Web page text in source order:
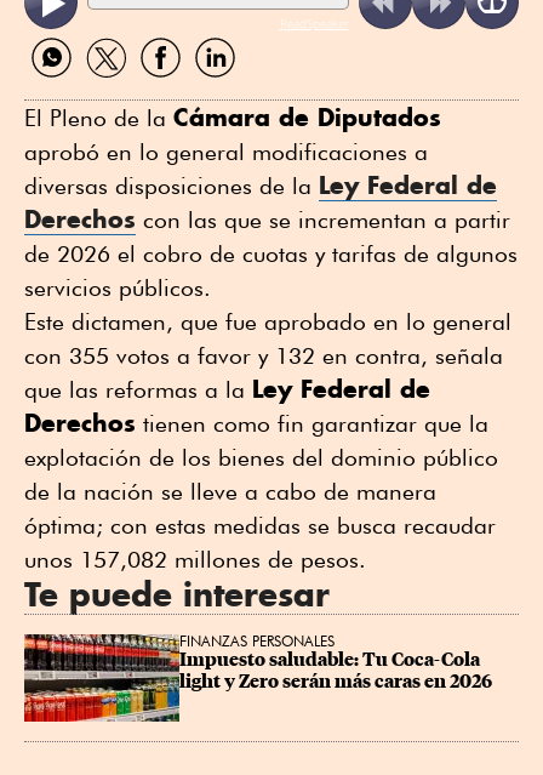
ReadSpeaker
Compartir
por
Compartir
por
Compartir
por
Compartir
por
El Pleno de la Cámara de Diputados
aprobó en lo general modificaciones a
diversas disposiciones de la Ley Federal de
Derechos con las que se incrementan a partir
de 2026 el cobro de cuotas y tarifas de algunos
servicios públicos.
Este dictamen, que fue aprobado en lo general
con 355 votos a favor y 132 en contra, señala
que las reformas a la Ley Federal de
Derechos tienen como fin garantizar que la
explotación de los bienes del dominio público
de la nación se lleve a cabo de manera
óptima; con estas medidas se busca recaudar
unos 157,082 millones de pesos.
Te puede interesar
FINANZAS PERSONALES
Impuesto saludable: Tu Coca-Cola
light y Zero serán más caras en 2026